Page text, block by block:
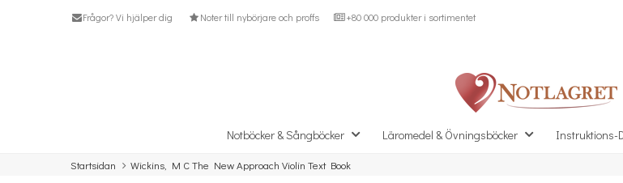
Frågor? Vi hjälper dig Noter till nybörjare och proffs +80 000 produkter i sortimentet
Notböcker & Sångböcker Läromedel & Övningsböcker Instruktions-
Startsidan Wickins, M C The New Approach Violin Text Book